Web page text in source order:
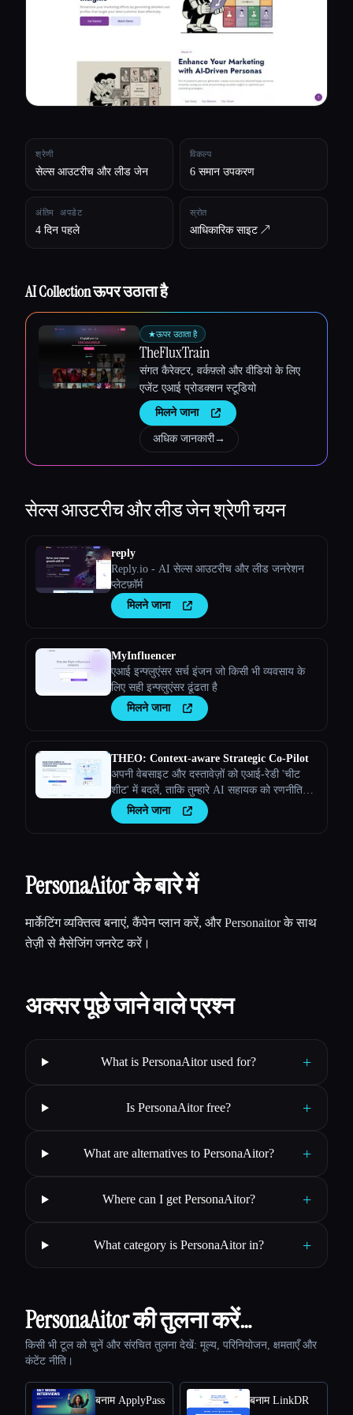
श्रेणी
सेल्स आउटरीच और लीड जेन
विकल्प
6 समान उपकरण
अंतिम अपडेट
4 दिन पहले
स्रोत
आधिकारिक साइट ↗︎
AI Collection ऊपर उठाता है
★ऊपर उठाता है
TheFluxTrain
संगत कैरेक्टर, वर्कफ़्लो और वीडियो के लिए
एजेंट एआई प्रोडक्शन स्टूडियो
मिलने जाना
अधिक जानकारी→
सेल्स आउटरीच और लीड जेनश्रेणी चयन
reply
Reply.io - AI सेल्स आउटरीच और लीड जनरेशन
प्लेटफ़ॉर्म
मिलने जाना
MyInfluencer
एआई इन्फ्लुएंसर सर्च इंजन जो किसी भी व्यवसाय के
लिए सही इन्फ्लुएंसर ढूंढता है
मिलने जाना
THEO: Context-aware Strategic Co-Pilot
अपनी वेबसाइट और दस्तावेज़ों को एआई-रेडी 'चीट
शीट' में बदलें, ताकि तुम्हारे AI सहायक को रणनीतिक
पार्टनर बनाया जा सके
मिलने जाना
PersonaAitor के बारे में
मार्केटिंग व्यक्तित्व बनाएं, कैंपेन प्लान करें, और Personaitor के साथ
तेज़ी से मैसेजिंग जनरेट करें।
अक्सर पूछे जाने वाले प्रश्न
What is PersonaAitor used for? +
Is PersonaAitor free? +
What are alternatives to PersonaAitor? +
Where can I get PersonaAitor? +
What category is PersonaAitor in? +
PersonaAitor की तुलना करें…
किसी भी टूल को चुनें और संरचित तुलना देखें: मूल्य, परिनियोजन, क्षमताएँ और
कंटेंट नीति।
बनाम ApplyPass बनाम LinkDR